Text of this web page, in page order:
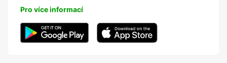
Pro více informací